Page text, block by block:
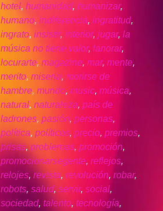
hotel, humanidad, humanizar,
humano, indiferencia, ingratitud,
ingrato, insistir, interior, jugar, la
música no tiene valor, lanorar,
locurarte, magazine, mar, mente,
merito, miseria, morirse de
hambre, mundo, music, música,
natural, naturaleza, país de
ladrones, pasión, personas,
política, políticos, precio, premios,
prisas, problemas, promoción,
promocionarsegente, reflejos,
relojes, revista, revolución, robar,
robots, salud, servir, social,
sociedad, talento, tecnología,